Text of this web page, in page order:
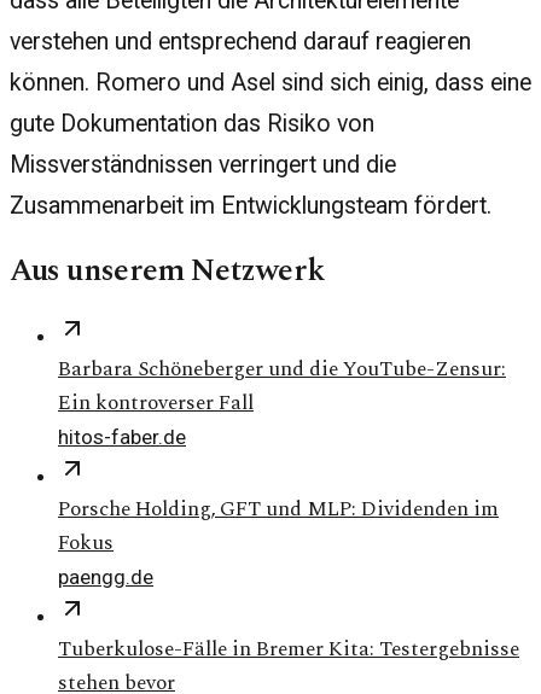
verstehen und entsprechend darauf reagieren
können. Romero und Asel sind sich einig, dass eine
gute Dokumentation das Risiko von
Missverständnissen verringert und die
Zusammenarbeit im Entwicklungsteam fördert.
Aus unserem Netzwerk
Barbara Schöneberger und die YouTube-Zensur:
Ein kontroverser Fall
hitos-faber.de
Porsche Holding, GFT und MLP: Dividenden im
Fokus
paengg.de
Tuberkulose-Fälle in Bremer Kita: Testergebnisse
stehen bevor